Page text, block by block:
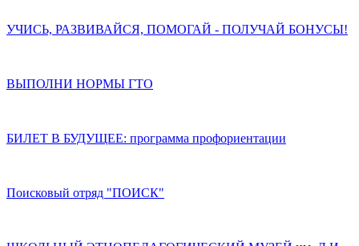
УЧИСЬ, РАЗВИВАЙСЯ, ПОМОГАЙ - ПОЛУЧАЙ БОНУСЫ!
ВЫПОЛНИ НОРМЫ ГТО
БИЛЕТ В БУДУЩЕЕ: программа профориентации
Поисковый отряд "ПОИСК"